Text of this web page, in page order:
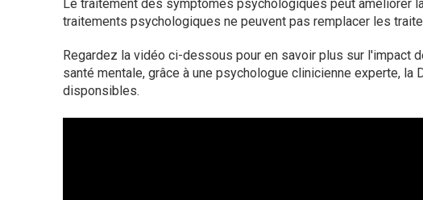
Le traitement des symptômes psychologiques peut améliorer
traitements psychologiques ne peuvent pas remplacer les
Regardez la vidéo ci-dessous pour en savoir plus sur l'impact
santé mentale, grâce à une psychologue clinicienne experte, la
disponsibles.